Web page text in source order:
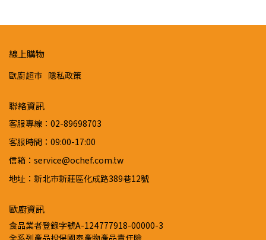
線上購物
歐廚超市 隱私政策
聯絡資訊
客服專線：02-89698703
客服時間：09:00-17:00
信箱：service@ochef.com.tw
地址：新北市新莊區化成路389巷12號
歐廚資訊
食品業者登錄字號A-124777918-00000-3
全系列產品投保國泰產物產品責任險